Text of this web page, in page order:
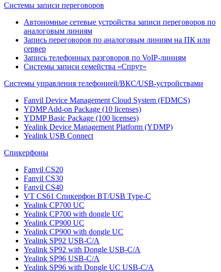
Системы записи переговоров
Автономные сетевые устройства записи переговоров по
аналоговым линиям
Запись переговоров по аналоговым линиям на ПК или
сервер
Запись телефонных разговоров по VoIP-линиям
Системы записи семейства «Спрут»
Системы управления телефонией/ВКС/USB-устройствами
Fanvil Device Management Cloud System (FDMCS)
YDMP Add-on Package (10 licenses)
YDMP Basic Package (100 licenses)
Yealink Device Management Platform (YDMP)
Yealink USB Connect
Спикерфоны
Fanvil CS20
Fanvil CS30
Fanvil CS40
VT CS61 Cпикерфон BT/USB Type-C
Yealink CP700 UC
Yealink CP700 with dongle UC
Yealink CP900 UC
Yealink CP900 with dongle UC
Yealink SP92 USB-C/A
Yealink SP92 with Dongle USB-C/A
Yealink SP96 USB-C/A
Yealink SP96 with Dongle UC USB-C/A